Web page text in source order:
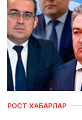
РОСТ ХАБАРЛАР